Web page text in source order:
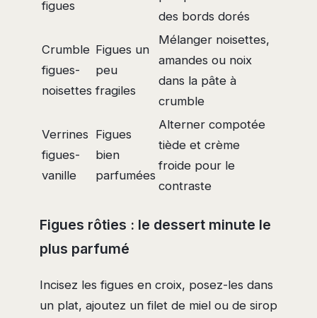
figues
des bords dorés
Crumble
figues-
noisettes
Figues un
peu
fragiles
Mélanger noisettes,
amandes ou noix
dans la pâte à
crumble
Verrines
figues-
vanille
Figues
bien
parfumées
Alterner compotée
tiède et crème
froide pour le
contraste
Figues rôties : le dessert minute le
plus parfumé
Incisez les figues en croix, posez-les dans
un plat, ajoutez un filet de miel ou de sirop